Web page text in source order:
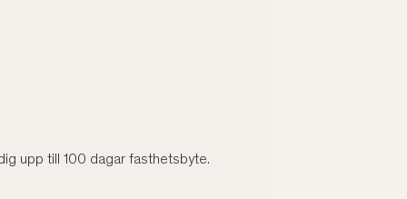
upp till 100 dagar fasthetsbyte.